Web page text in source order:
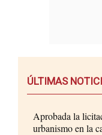
ÚLTIMAS
Aprobada la
urbanismo en la